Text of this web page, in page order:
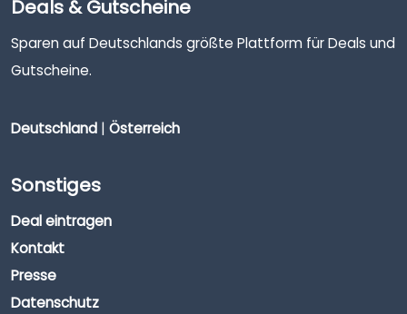
Deals & Gutscheine
Sparen auf Deutschlands größte Plattform für Deals und
Gutscheine.
Deutschland | Österreich
Sonstiges
Deal eintragen
Kontakt
Presse
Datenschutz